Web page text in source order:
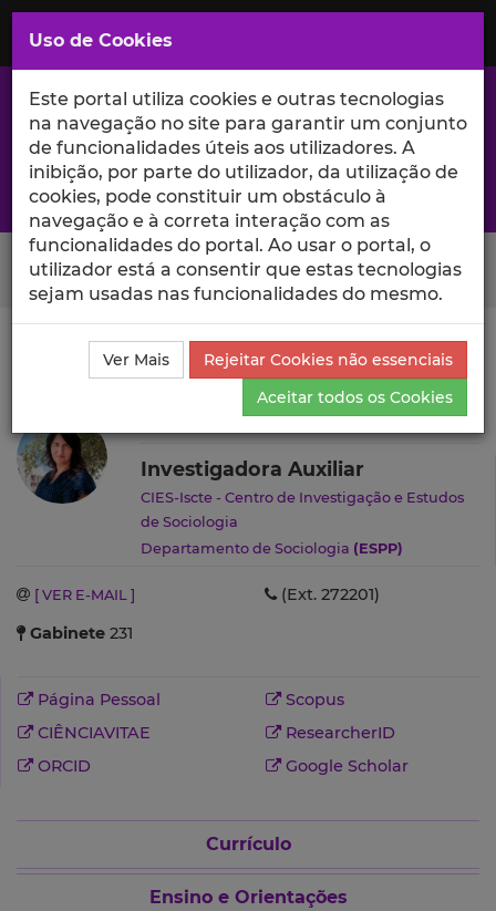
Saltar
para
Conteúdo
Principal
A excelência da investigação e ciência no Iscte
Search Button
Ciência_Iscte Autores Cláudia Pereira
Projetos de
Investigação
Cláudia Pereira
Investigadora Auxiliar
CIES-Iscte - Centro de Investigação e Estudos
de Sociologia
Departamento de Sociologia (ESPP)
[ VER E-MAIL ]
(Ext. 272201)
Gabinete 231
Página Pessoal
Scopus
CIÊNCIAVITAE
ResearcherID
ORCID
Google Scholar
Currículo
Ensino e Orientações
Uso de Cookies
Este portal utiliza cookies e outras tecnologias
na navegação no site para garantir um conjunto
de funcionalidades úteis aos utilizadores. A
inibição, por parte do utilizador, da utilização de
cookies, pode constituir um obstáculo à
navegação e à correta interação com as
funcionalidades do portal. Ao usar o portal, o
utilizador está a consentir que estas tecnologias
sejam usadas nas funcionalidades do mesmo.
Ver Mais
Rejeitar Cookies não essenciais
Aceitar todos os Cookies